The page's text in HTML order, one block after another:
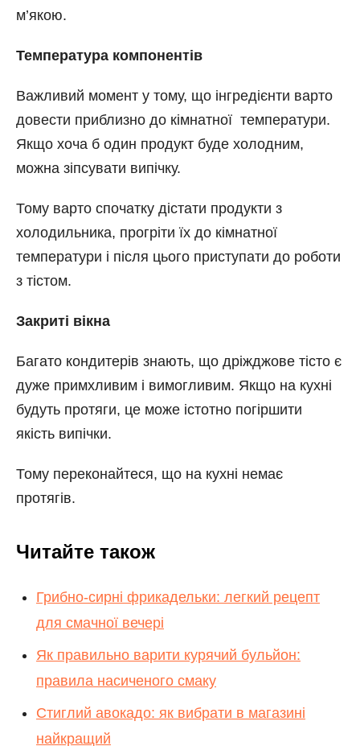
м’якою.
Температура компонентів
Важливий момент у тому, що інгредієнти варто
довести приблизно до кімнатної температури.
Якщо хоча б один продукт буде холодним,
можна зіпсувати випічку.
Тому варто спочатку дістати продукти з
холодильника, прогріти їх до кімнатної
температури і після цього приступати до роботи
з тістом.
Закриті вікна
Багато кондитерів знають, що дріжджове тісто є
дуже примхливим і вимогливим. Якщо на кухні
будуть протяги, це може істотно погіршити
якість випічки.
Тому переконайтеся, що на кухні немає
протягів.
Читайте також
Грибно-сирні фрикадельки: легкий рецепт
для смачної вечері
Як правильно варити курячий бульйон:
правила насиченого смаку
Стиглий авокадо: як вибрати в магазині
найкращий